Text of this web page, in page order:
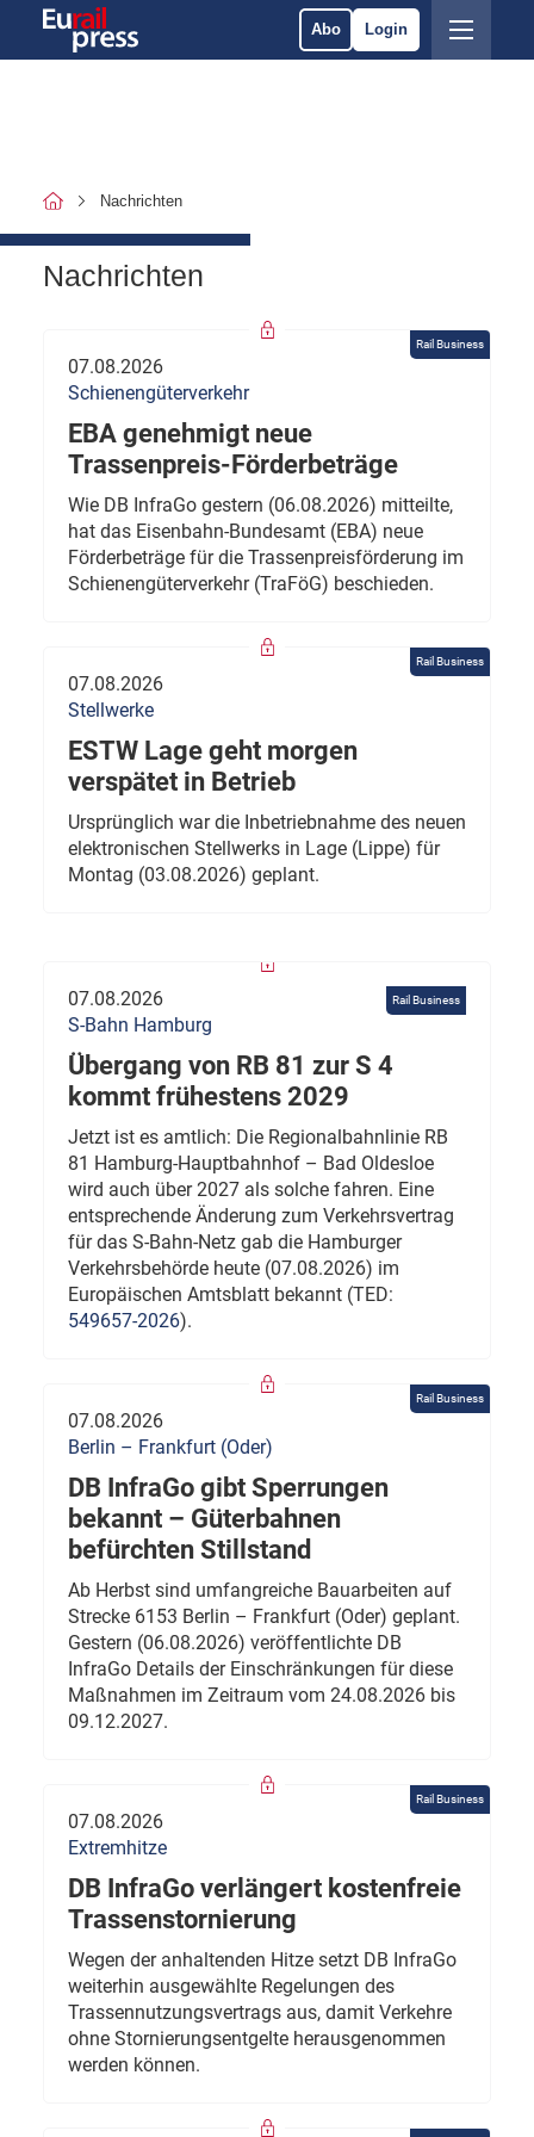
Abo Login
Nachrichten
Nachrichten
Rail Business
07.08.2026
Schienengüterverkehr
EBA genehmigt neue
Trassenpreis-Förderbeträge
Wie DB InfraGo gestern (06.08.2026) mitteilte,
hat das Eisenbahn-Bundesamt (EBA) neue
Förderbeträge für die Trassenpreisförderung im
Schienengüterverkehr (TraFöG) beschieden.
Rail Business
07.08.2026
Stellwerke
ESTW Lage geht morgen
verspätet in Betrieb
Ursprünglich war die Inbetriebnahme des neuen
elektronischen Stellwerks in Lage (Lippe) für
Montag (03.08.2026) geplant.
Rail Business
07.08.2026
S-Bahn Hamburg
Übergang von RB 81 zur S 4
kommt frühestens 2029
Jetzt ist es amtlich: Die Regionalbahnlinie RB
81 Hamburg-Hauptbahnhof – Bad Oldesloe
wird auch über 2027 als solche fahren. Eine
entsprechende Änderung zum Verkehrsvertrag
für das S-Bahn-Netz gab die Hamburger
Verkehrsbehörde heute (07.08.2026) im
Europäischen Amtsblatt bekannt (TED:
549657-2026).
Rail Business
07.08.2026
Berlin – Frankfurt (Oder)
DB InfraGo gibt Sperrungen
bekannt – Güterbahnen
befürchten Stillstand
Ab Herbst sind umfangreiche Bauarbeiten auf
Strecke 6153 Berlin – Frankfurt (Oder) geplant.
Gestern (06.08.2026) veröffentlichte DB
InfraGo Details der Einschränkungen für diese
Maßnahmen im Zeitraum vom 24.08.2026 bis
09.12.2027.
Rail Business
07.08.2026
Extremhitze
DB InfraGo verlängert kostenfreie
Trassenstornierung
Wegen der anhaltenden Hitze setzt DB InfraGo
weiterhin ausgewählte Regelungen des
Trassennutzungsvertrags aus, damit Verkehre
ohne Stornierungsentgelte herausgenommen
werden können.